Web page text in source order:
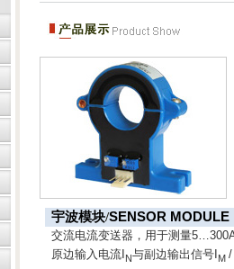
宇波模块/SENSOR MODULE
交流电流变送器，用于测量
原边输入电流 N与副边输出信号 M